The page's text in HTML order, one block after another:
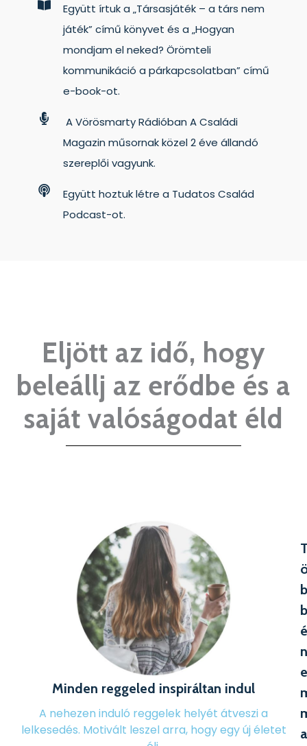
Együtt írtuk a „Társasjáték – a társ nem
játék” című könyvet és a „Hogyan
mondjam el neked? Örömteli
kommunikáció a párkapcsolatban” című
e-book-ot.
A Vörösmarty Rádióban A Családi
Magazin műsornak közel 2 éve állandó
szereplői vagyunk.
Együtt hoztuk létre a Tudatos Család
Podcast-ot.
Eljött az idő, hogy
beleállj az erődbe és a
saját valóságodat éld
Minden reggeled inspiráltan indul
A nehezen induló reggelek helyét átveszi a
lelkesedés. Motivált leszel arra, hogy egy új életet
b
b
é
n
e
a